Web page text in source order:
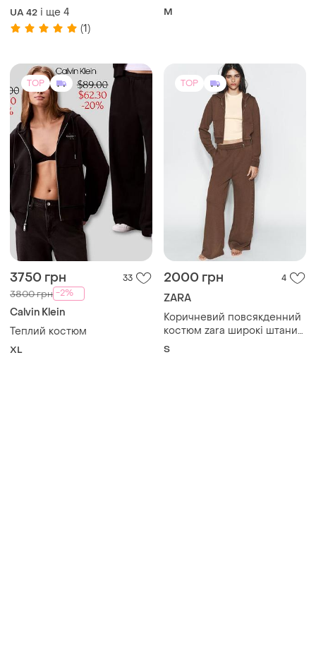
UA 42 і ще 4
(1)
M
TOP
3750 грн 33
3800 грн -2%
Calvin Klein
Теплий костюм
XL
TOP
2000 грн 4
ZARA
Коричневий повсякденний
костюм zara широкі штани
та худі кофта на замку.
S